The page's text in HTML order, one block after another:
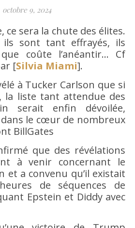
octobre 9, 2024
ils sont tant effrayés, ils
coûte l’anéantir… Cf
[Silvia Miami].
à Tucker Carlson que si
la liste tant attendue des
serait enfin dévoilée,
le cœur de nombreux
BillGates
que des révélations
à venir concernant le
et a convenu qu’il existait
de séquences de
Epstein et Diddy avec